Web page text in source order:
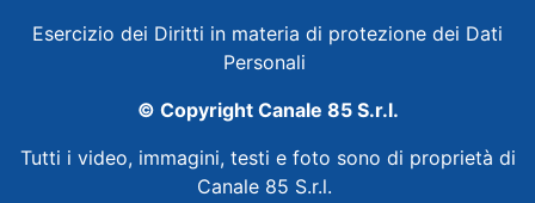
Esercizio dei Diritti in materia di protezione dei Dati
Personali
© Copyright Canale 85 S.r.l.
Tutti i video, immagini, testi e foto sono di proprietà di
Canale 85 S.r.l.